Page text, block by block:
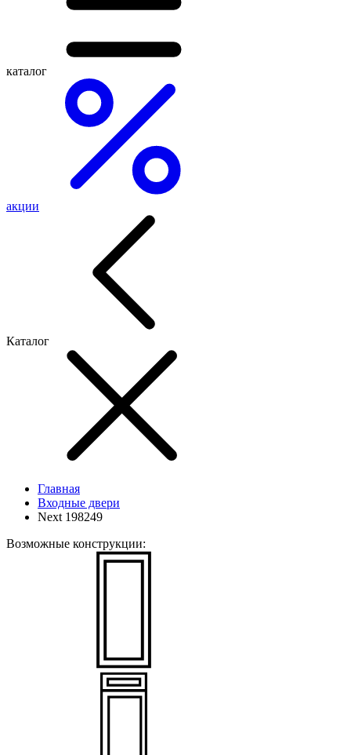
каталог
акции
Каталог
Главная
Входные двери
Next 198249
Возможные конструкции: